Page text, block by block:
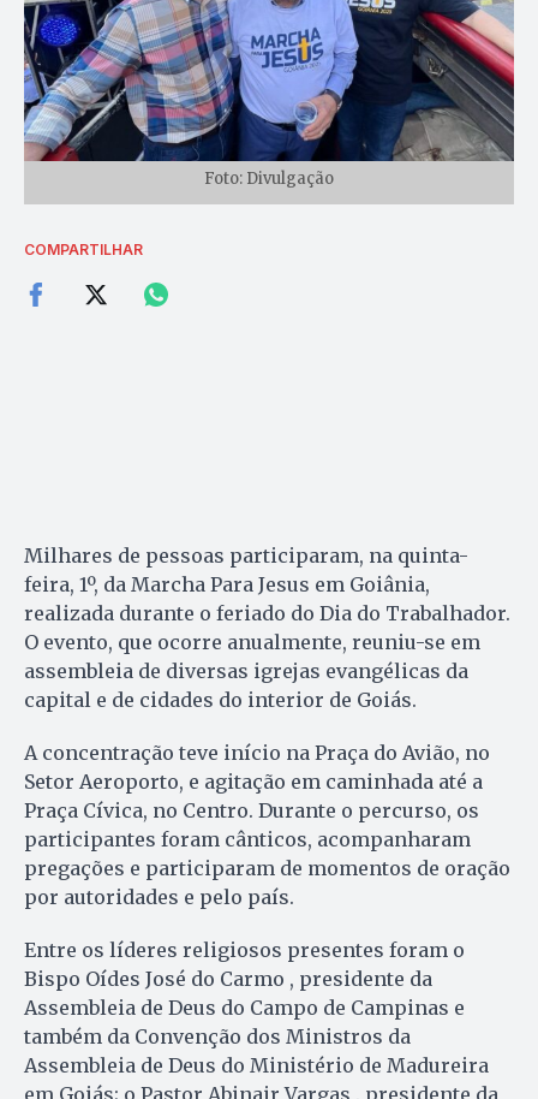
Foto: Divulgação
COMPARTILHAR
Milhares de pessoas participaram, na quinta-
feira, 1º, da Marcha Para Jesus em Goiânia,
realizada durante o feriado do Dia do Trabalhador.
O evento, que ocorre anualmente, reuniu-se em
assembleia de diversas igrejas evangélicas da
capital e de cidades do interior de Goiás.
A concentração teve início na Praça do Avião, no
Setor Aeroporto, e agitação em caminhada até a
Praça Cívica, no Centro. Durante o percurso, os
participantes foram cânticos, acompanharam
pregações e participaram de momentos de oração
por autoridades e pelo país.
Entre os líderes religiosos presentes foram o
Bispo Oídes José do Carmo , presidente da
Assembleia de Deus do Campo de Campinas e
também da Convenção dos Ministros da
Assembleia de Deus do Ministério de Madureira